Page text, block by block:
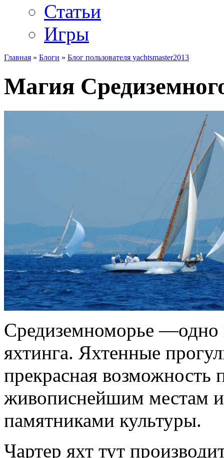
Статьи
Игры
Главная » Блоги » Блог пользователя yachtsmaster2013
Магия
Средиземноморье —одно
яхтинга. Яхтенные
прекрасная возможность
живописнейшим местам
памятниками культуры.
Чартер яхт тут